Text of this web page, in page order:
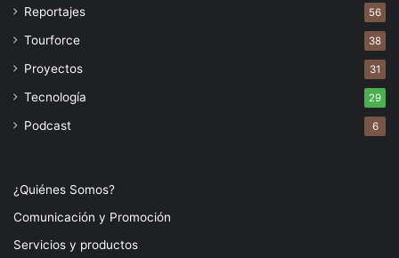
Reportajes 56
Tourforce 38
Proyectos 31
Tecnología 29
Podcast 6
¿Quiénes Somos?
Comunicación y Promoción
Servicios y productos